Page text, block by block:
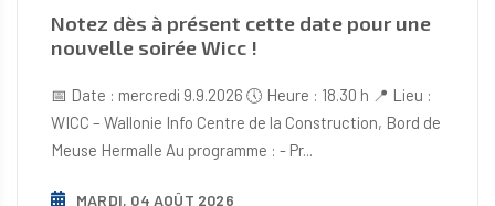
Notez dès à présent cette date pour une
nouvelle soirée Wicc !
📅 Date : mercredi 9.9.2026 🕔 Heure : 18.30 h 📍 Lieu :
WICC – Wallonie Info Centre de la Construction, Bord de
Meuse Hermalle Au programme : - Pr...
MARDI, 04 AOÛT 2026